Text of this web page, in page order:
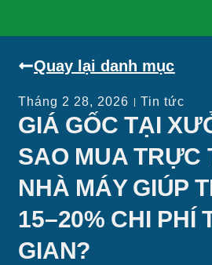
Quay lại danh mục
Tháng 2 28, 2026 Tin tức
GIÁ GỐC TẠI
SAO MUA TRỰC
NHÀ MÁY GIÚP
15–20% CHI PHÍ
GIAN?